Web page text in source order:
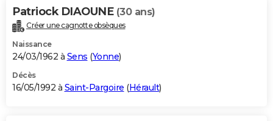
Patriock DIAOUNE (30 ans)
Créer une cagnotte obsèques
Naissance
24/03/1962 à Sens (Yonne)
Décès
16/05/1992 à Saint-Pargoire (Hérault)